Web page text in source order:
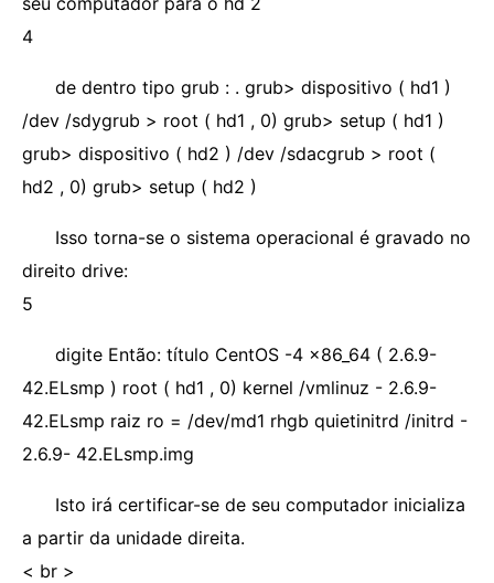
4
de dentro tipo grub : . grub> dispositivo ( hd1 )
/dev /sdygrub > root ( hd1 , 0) grub> setup ( hd1 )
grub> dispositivo ( hd2 ) /dev /sdacgrub > root (
hd2 , 0) grub> setup ( hd2 )
Isso torna-se o sistema operacional é gravado no
direito drive:
5
digite Então: título CentOS -4 x86_64 ( 2.6.9-
42.ELsmp ) root ( hd1 , 0) kernel /vmlinuz - 2.6.9-
42.ELsmp raiz ro = /dev/md1 rhgb quietinitrd /initrd -
2.6.9- 42.ELsmp.img
Isto irá certificar-se de seu computador inicializa
a partir da unidade direita.
< br >